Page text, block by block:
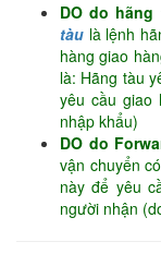
DO do
tàu là lệnh
hàng giao
là: Hãng tàu
yêu cầu giao
nhập khẩu)
DO do
vận chuyển
này để yêu
người nhận